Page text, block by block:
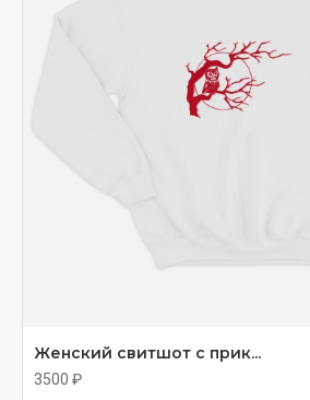
Женский свитшот с прик...
3500 ₽